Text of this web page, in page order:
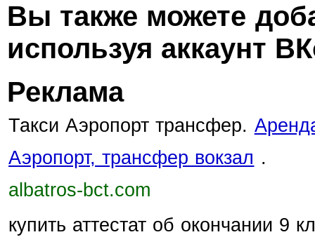
Вы также можете
используя аккаунт
Реклама
Такси Аэропорт трансфер.
Аэропорт, трансфер вокзал .
albatros-bct.com
купить аттестат об окончании 9